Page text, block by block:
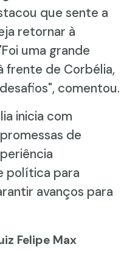
que sente a
retornar à
uma grande
frente de Corbélia,
comentou.
inicia com
de
política para
avanços para
Felipe Max